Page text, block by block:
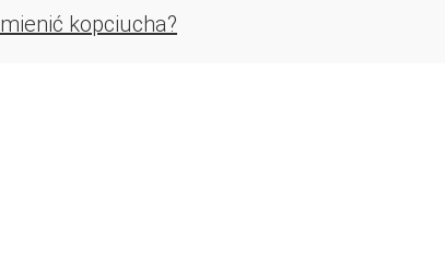
kopciucha?